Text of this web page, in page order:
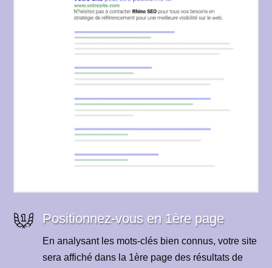
Positionnez-vous en 1ère page
En analysant les mots-clés bien connus, votre site
sera affiché dans la 1ère page des résultats de